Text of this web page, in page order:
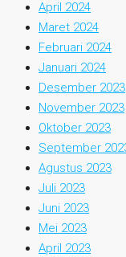
April 2024
Maret 2024
Februari 2024
Januari 2024
Desember 2023
November 2023
Oktober 2023
September
Agustus 2023
Juli 2023
Juni 2023
Mei 2023
April 2023